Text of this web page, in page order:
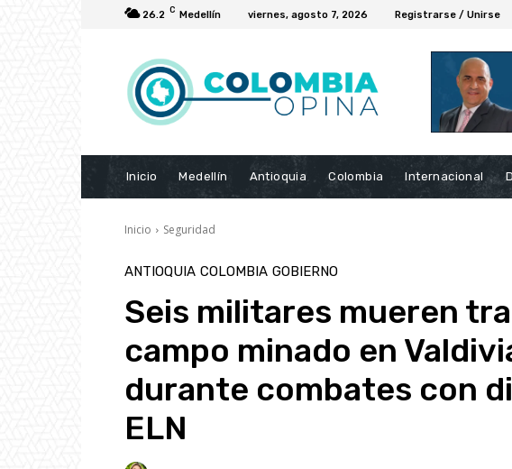
26.2 C Medellín viernes, agosto 7, 2026 Registrarse / Unirse
Inicio Medellín Antioquia Colombia Internacional
Inicio Seguridad
ANTIOQUIA COLOMBIA GOBIERNO
Seis militares mueren
campo minado en
durante combates con
ELN